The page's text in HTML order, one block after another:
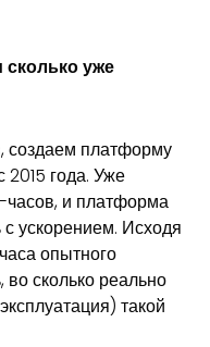
уже
создаем платформу
года. Уже
и платформа
ускорением. Исходя
опытного
во сколько реально
такой